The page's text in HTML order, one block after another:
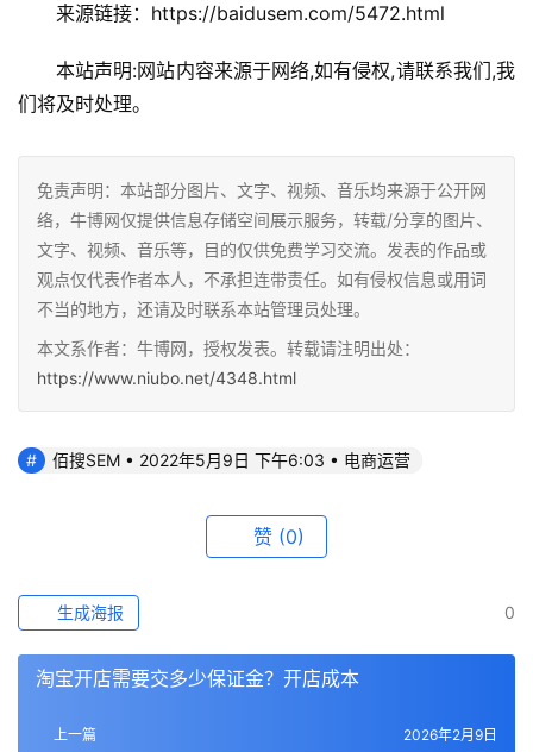
来源链接：https://baidusem.com/5472.html
本站声明:网站内容来源于网络,如有侵权,请联系我们,我
们将及时处理。
免责声明：本站部分图片、文字、视频、音乐均来源于公开网
络，牛博网仅提供信息存储空间展示服务，转载/分享的图片、
文字、视频、音乐等，目的仅供免费学习交流。发表的作品或
观点仅代表作者本人，不承担连带责任。如有侵权信息或用词
不当的地方，还请及时联系本站管理员处理。
本文系作者：牛博网，授权发表。转载请注明出处：
https://www.niubo.net/4348.html
佰搜SEM • 2022年5月9日 下午6:03 • 电商运营
赞 (0)
0
生成海报
淘宝开店需要交多少保证金？开店成本
上一篇 2026年2月9日